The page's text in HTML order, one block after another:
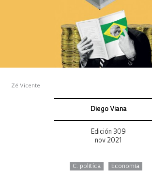
Zé Vicente
Diego Viana
Edición 309
nov 2021
C. política Economía